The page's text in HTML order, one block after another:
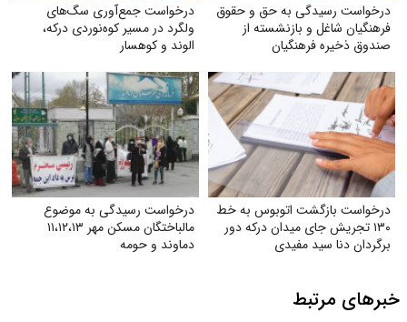
درخواست رسیدگی به حق و حقوق
فرهنگیان شاغل و بازنشسته از
صندوق ذخیره فرهنگیان
درخواست جمع‌آوری سگ‌های
ولگرد در مسیر کوه‌نوردی درکه،
الوند و کوهسار
درخواست بازگشت اتوبوس به خط
۱۳۰ تجریش جای میدان درکه دور
برگردان دنا سید مفیدی
درخواست رسیدگی به موضوع
مالباختگان مسکن مهر ۱۱،۱۲،۱۳
دماوند و حومه
خبرهای مرتبط